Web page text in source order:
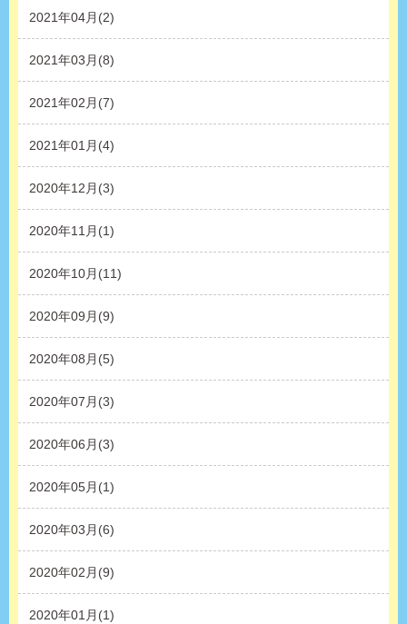
2021年04月(2)
2021年03月(8)
2021年02月(7)
2021年01月(4)
2020年12月(3)
2020年11月(1)
2020年10月(11)
2020年09月(9)
2020年08月(5)
2020年07月(3)
2020年06月(3)
2020年05月(1)
2020年03月(6)
2020年02月(9)
2020年01月(1)